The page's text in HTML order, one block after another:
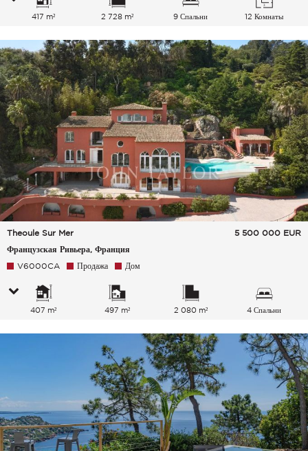
417 m² 2 728 m² 9 Спальни 12 Комнаты
Theoule Sur Mer
Французская Ривьера, Франция
5 500 000 EUR
V6000CA Продажа Дом
407 m² 497 m² 2 080 m² 4 Спальни